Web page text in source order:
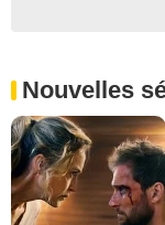
Nouvelles